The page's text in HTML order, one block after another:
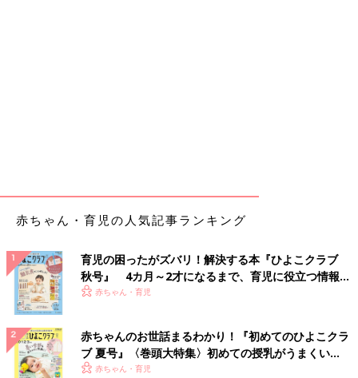
「待って！」予定日1カ月前に突然の破水
赤ちゃん・育児の人気記事ランキング
育児の困ったがズバリ！解決する本『ひよこクラブ
秋号』 4カ月～2才になるまで、育児に役立つ情報が
いっぱい！
赤ちゃん・育児
赤ちゃんのお世話まるわかり！『初めてのひよこクラ
ブ 夏号』〈巻頭大特集〉初めての授乳がうまくい
く！ おっぱい・ミルクの基本と夏のトラブル 解決テ
赤ちゃん・育児